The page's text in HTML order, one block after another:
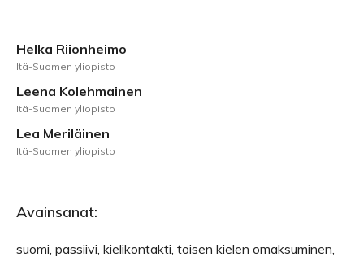
Helka Riionheimo
Itä-Suomen yliopisto
Leena Kolehmainen
Itä-Suomen yliopisto
Lea Meriläinen
Itä-Suomen yliopisto
Avainsanat:
suomi, passiivi, kielikontakti, toisen kielen omaksuminen,